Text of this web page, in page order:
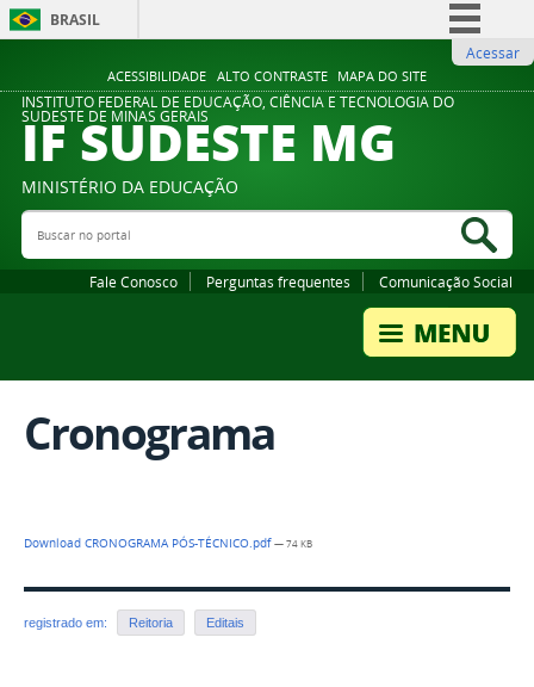
ACESSIBILIDADE ALTO CONTRASTE MAPA DO SITE
BRASIL
Comunica BR
Participe
Legislação
Acessar
INSTITUTO FEDERAL DE EDUCAÇÃO, CIÊNCIA E TECNOLOGIA DO
SUDESTE DE MINAS GERAIS
IF SUDESTE MG
MINISTÉRIO DA EDUCAÇÃO
Buscar no portal
Fale Conosco Perguntas frequentes Comunicação Social
Cronograma
Download CRONOGRAMA PÓS-TÉCNICO.pdf— 74 KB
registrado em: Reitoria Editais